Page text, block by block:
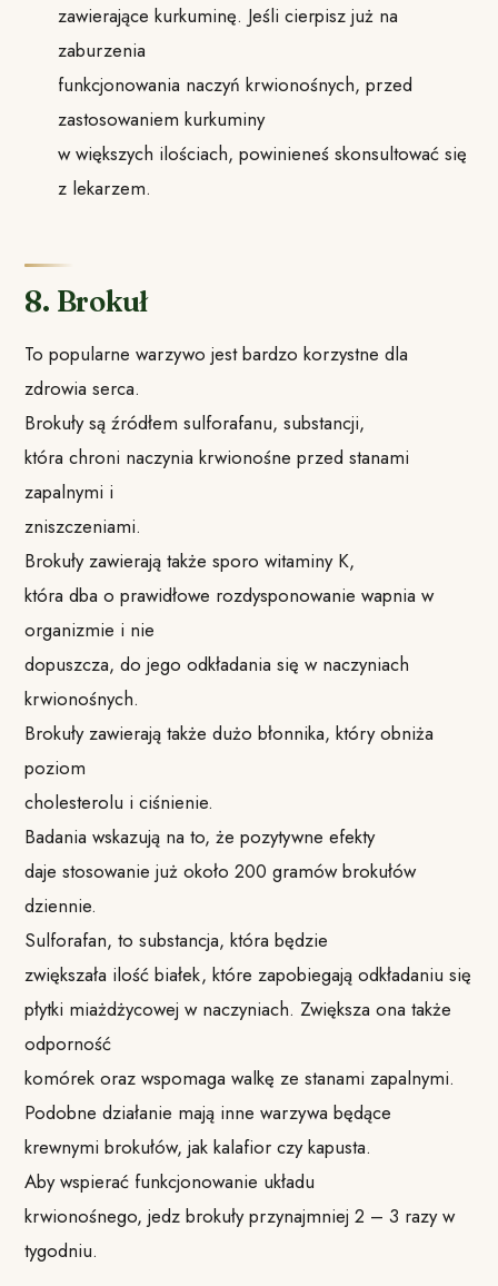
zawierające kurkuminę. Jeśli cierpisz już na
zaburzenia
funkcjonowania naczyń krwionośnych, przed
zastosowaniem kurkuminy
w większych ilościach, powinieneś skonsultować się
z lekarzem.
8. Brokuł
To popularne warzywo jest bardzo korzystne dla
zdrowia serca.
Brokuły są źródłem sulforafanu, substancji,
która chroni naczynia krwionośne przed stanami
zapalnymi i
zniszczeniami.
Brokuły zawierają także sporo witaminy K,
która dba o prawidłowe rozdysponowanie wapnia w
organizmie i nie
dopuszcza, do jego odkładania się w naczyniach
krwionośnych.
Brokuły zawierają także dużo błonnika, który obniża
poziom
cholesterolu i ciśnienie.
Badania wskazują na to, że pozytywne efekty
daje stosowanie już około 200 gramów brokułów
dziennie.
Sulforafan, to substancja, która będzie
zwiększała ilość białek, które zapobiegają odkładaniu się
płytki miażdżycowej w naczyniach. Zwiększa ona także
odporność
komórek oraz wspomaga walkę ze stanami zapalnymi.
Podobne działanie mają inne warzywa będące
krewnymi brokułów, jak kalafior czy kapusta.
Aby wspierać funkcjonowanie układu
krwionośnego, jedz brokuły przynajmniej 2 – 3 razy w
tygodniu.